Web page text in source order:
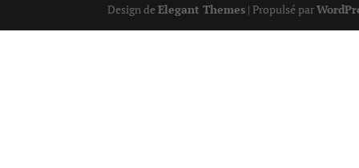
Design deElegant Themes | Propulsé par